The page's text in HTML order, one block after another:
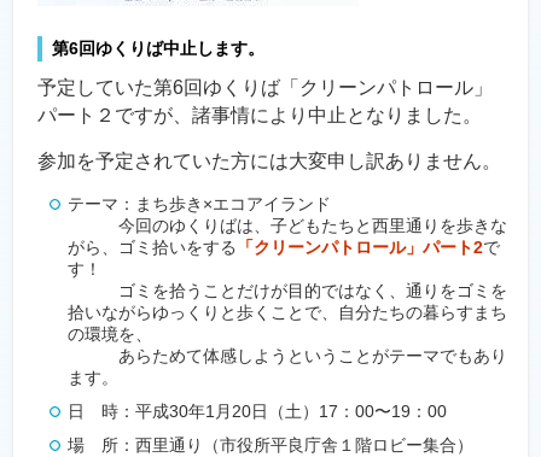
第6回ゆくりば中止します。
予定していた第6回ゆくりば「クリーンパトロール」
パート２ですが、諸事情により中止となりました。
参加を予定されていた方には大変申し訳ありません。
テーマ：まち歩き×エコアイランド
今回のゆくりばは、子どもたちと西里通りを歩きな
がら、ゴミ拾いをする
「クリーンパトロール」パート2で
す！
ゴミを拾うことだけが目的ではなく、通りをゴミを
拾いながらゆっくりと歩くことで、自分たちの暮らすまち
の環境を、
あらためて体感しようということがテーマでもあり
ます。
日 時：平成30年1月20日（土）17：00〜19：00
場 所：西里通り（市役所平良庁舎１階ロビー集合）